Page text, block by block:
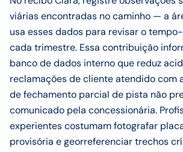
viárias encontradas no caminho — a
usa esses dados para revisar o
cada trimestre. Essa contribuição
banco de dados interno que reduz
reclamações de cliente atendido com
de fechamento parcial de pista não
comunicado pela concessionária.
experientes costumam fotografar
provisória e georreferenciar trechos